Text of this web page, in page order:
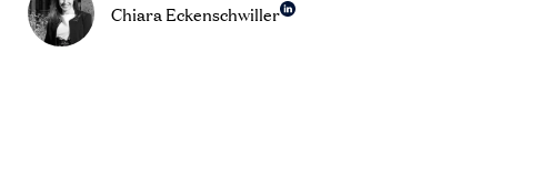
Chiara Eckenschwiller